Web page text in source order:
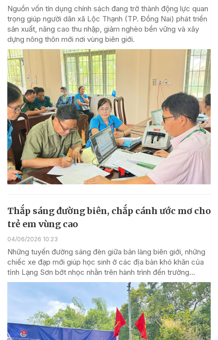
Nguồn vốn tín dụng chính sách đang trở thành động lực quan
trọng giúp người dân xã Lộc Thạnh (TP. Đồng Nai) phát triển
sản xuất, nâng cao thu nhập, giảm nghèo bền vững và xây
dựng nông thôn mới nơi vùng biên giới.
Thắp sáng đường biên, chắp cánh ước mơ cho
trẻ em vùng cao
04/06/2026 10:23
Những tuyến đường sáng đèn giữa bản làng biên giới, những
chiếc xe đạp mới giúp học sinh ở các địa bàn khó khăn của
tỉnh Lạng Sơn bớt nhọc nhằn trên hành trình đến trường...